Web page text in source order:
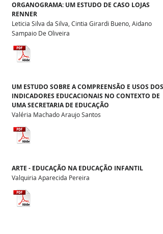
Leticia Silva da Silva, Cintia Girardi Bueno, Aidano
Sampaio De Oliveira
ORGANOGRAMA: UM ESTUDO DE CASO LOJAS
RENNER
Valéria Machado Araujo Santos
UM ESTUDO SOBRE A COMPREENSÃO E USOS DOS
INDICADORES EDUCACIONAIS NO CONTEXTO DE
UMA SECRETARIA DE EDUCAÇÃO
Valquiria Aparecida Pereira
ARTE - EDUCAÇÃO NA EDUCAÇÃO INFANTIL